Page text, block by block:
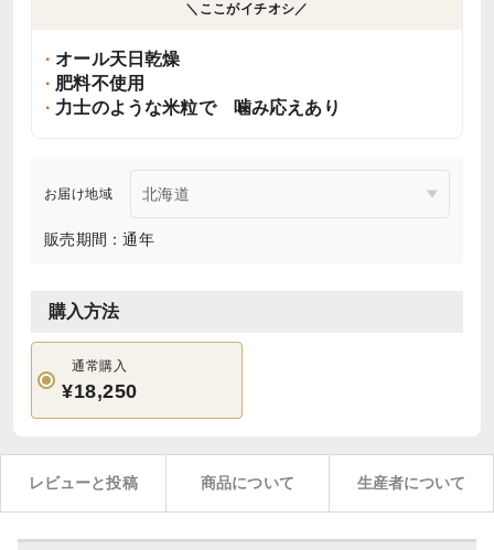
＼ここがイチオシ／
オール天日乾燥
肥料不使用
力士のような米粒で 噛み応えあり
お届け地域
販売期間：通年
購入方法
通常購入
¥18,250
レビューと投稿 商品について 生産者について